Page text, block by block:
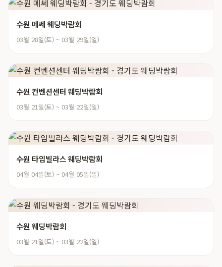
수원 메쎄 웨딩박람회
03월 28일(토) ~ 03월 29일(일)
수원 컨벤션센터 웨딩박람회
03월 21일(토) ~ 03월 22일(일)
수원 타임빌라스 웨딩박람회
04월 04일(토) ~ 04월 05일(일)
수원 웨딩박람회
03월 21일(토) ~ 03월 22일(일)